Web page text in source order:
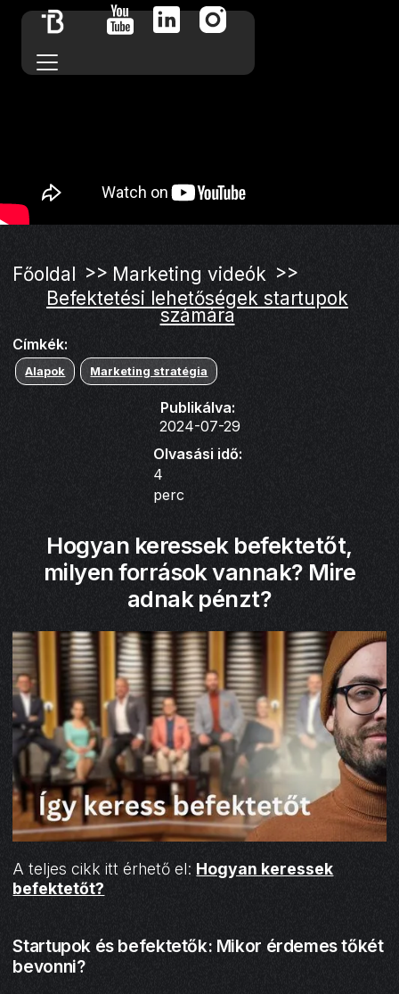
Főoldal >> Marketing videók >>
Befektetési lehetőségek startupok
számára
Címkék:
Alapok Marketing stratégia
Publikálva:
2024-07-29
Olvasási idő:
4
perc
Hogyan keressek befektetőt,
milyen források vannak? Mire
adnak pénzt?
A teljes cikk itt érhető el: Hogyan keressek
befektetőt?
Startupok és befektetők: Mikor érdemes tőkét
bevonni?